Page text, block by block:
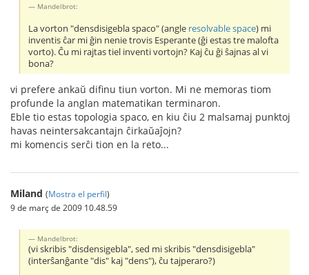
Mandelbrot:
La vorton "densdisigebla spaco" (angle resolvable space) mi
inventis ĉar mi ĝin nenie trovis Esperante (ĝi estas tre malofta
vorto). Ĉu mi rajtas tiel inventi vortojn? Kaj ĉu ĝi ŝajnas al vi
bona?
vi prefere ankaŭ difinu tiun vorton. Mi ne memoras tiom
profunde la anglan matematikan terminaron.
Eble tio estas topologia spaco, en kiu ĉiu 2 malsamaj punktoj
havas neintersakcantajn ĉirkaŭaĵojn?
mi komencis serĉi tion en la reto...
Miland (Mostra el perfil)
9 de març de 2009 10.48.59
Mandelbrot:
(vi skribis "disdensigebla", sed mi skribis "densdisigebla"
(interŝanĝante "dis" kaj "dens"), ĉu tajperaro?)